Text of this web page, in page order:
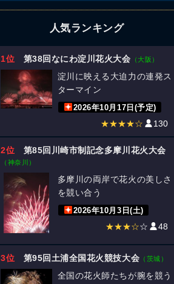
人気ランキング
1位 第38回なにわ淀川花火大会 （大阪）
淀川に映える大迫力の連発ス
ターマイン
2026年10月17日(予定)
★★★★☆ 130
2位 第85回川崎市制記念多摩川花火大会
（神奈川）
多摩川の両岸で花火の美しさ
を競い合う
2026年10月3日(土)
★★★☆☆ 48
3位 第95回土浦全国花火競技大会 （茨城）
全国の花火師たちが腕を競う